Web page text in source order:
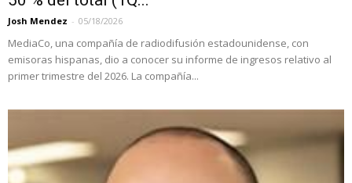
Josh Mendez - 05/18/2026
MediaCo, una compañía de radiodifusión estadounidense, con
emisoras hispanas, dio a conocer su informe de ingresos relativo al
primer trimestre del 2026. La compañía...